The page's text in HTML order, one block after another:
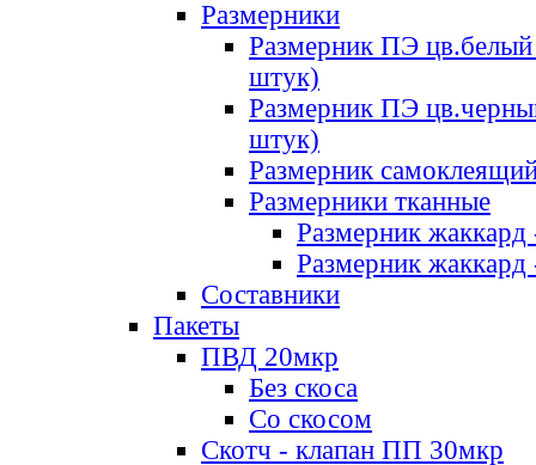
Размерники
Размерник ПЭ цв.белый
штук)
Размерник ПЭ
штук)
Размерник
Размерники тканные
Размерник
Размерник
Составники
Пакеты
ПВД 20мкр
Без скоса
Со скосом
Скотч - клапан ПП 30мкр